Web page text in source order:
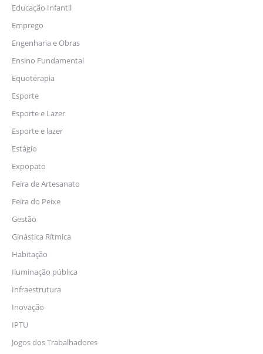
Educação Infantil
Emprego
Engenharia e Obras
Ensino Fundamental
Equoterapia
Esporte
Esporte e Lazer
Esporte e lazer
Estágio
Expopato
Feira de Artesanato
Feira do Peixe
Gestão
Ginástica Rítmica
Habitação
Iluminação pública
Infraestrutura
Inovação
IPTU
Jogos dos Trabalhadores